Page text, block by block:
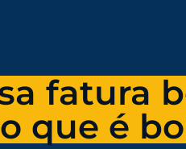
fatura
que é